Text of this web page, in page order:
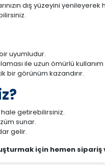
dış yüzeyini
uyumludur.
ile uzun ömürlü kullanım
bir görünüm kazandırır.
hale getirebilirsiniz.
sunar.
gelir.
için hemen sipariş